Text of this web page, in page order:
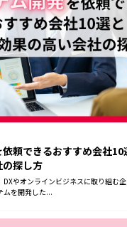
頼できるおすすめ会社10
探し方
DXやオンラインビジネスに取り組む
ムを開発した...